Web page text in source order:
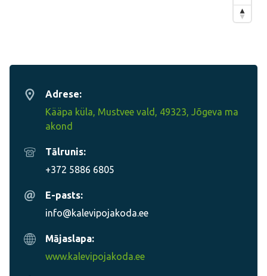
Adrese:
Kääpa küla, Mustvee vald, 49323, Jõgeva ma
akond
Tālrunis:
+372 5886 6805
E-pasts:
info@kalevipojakoda.ee
Mājaslapa:
www.kalevipojakoda.ee